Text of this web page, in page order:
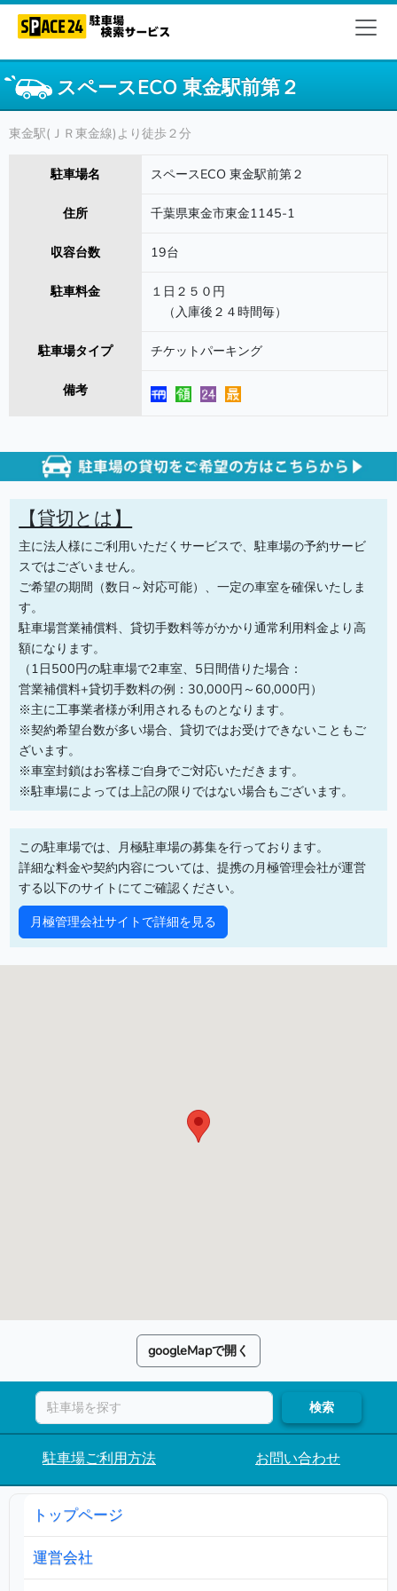
スペースECO 東金駅前第２
東金駅(ＪＲ東金線)より徒歩２分
駐車場名 スペースECO 東金駅前第２
住所 千葉県東金市東金1145-1
収容台数 19台
駐車料金
１日２５０円
（入庫後２４時間毎）
駐車場タイプ チケットパーキング
備考
【貸切とは】
主に法人様にご利用いただくサービスで、駐車場の予約サービ
スではございません。
ご希望の期間（数日～対応可能）、一定の車室を確保いたしま
す。
駐車場営業補償料、貸切手数料等がかかり通常利用料金より高
額になります。
（1日500円の駐車場で2車室、5日間借りた場合：
営業補償料+貸切手数料の例：30,000円～60,000円）
※主に工事業者様が利用されるものとなります。
※契約希望台数が多い場合、貸切ではお受けできないこともご
ざいます。
※車室封鎖はお客様ご自身でご対応いただきます。
※駐車場によっては上記の限りではない場合もございます。
この駐車場では、月極駐車場の募集を行っております。
詳細な料金や契約内容については、提携の月極管理会社が運営
する以下のサイトにてご確認ください。
月極管理会社サイトで詳細を見る
googleMapで開く
検索
駐車場ご利用方法 お問い合わせ
トップページ
運営会社